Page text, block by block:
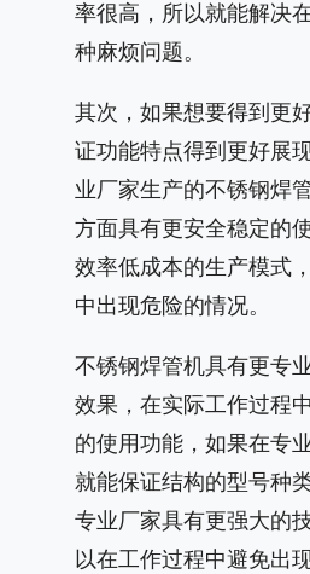
率很高，所以就能解决
种麻烦问题。
其次，如果想要得到更
证功能特点得到更好展
业厂家生产的不锈钢焊
方面具有更安全稳定的
效率低成本的生产模式
中出现危险的情况。
不锈钢焊管机具有更专
效果，在实际工作过程
的使用功能，如果在专
就能保证结构的型号种
专业厂家具有更强大的
以在工作过程中避免出